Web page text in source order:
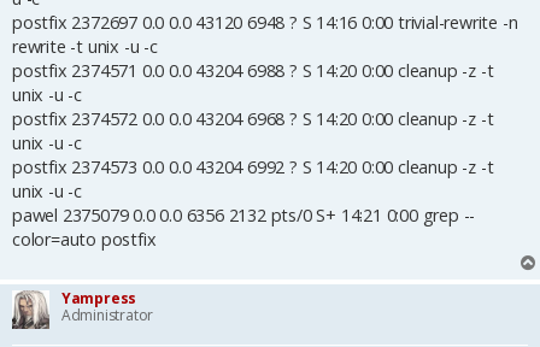
postfix 2372697 0.0 0.0 43120 6948 ? S 14:16 0:00 trivial-rewrite -n
rewrite -t unix -u -c
postfix 2374571 0.0 0.0 43204 6988 ? S 14:20 0:00 cleanup -z -t
unix -u -c
postfix 2374572 0.0 0.0 43204 6968 ? S 14:20 0:00 cleanup -z -t
unix -u -c
postfix 2374573 0.0 0.0 43204 6992 ? S 14:20 0:00 cleanup -z -t
unix -u -c
pawel 2375079 0.0 0.0 6356 2132 pts/0 S+ 14:21 0:00 grep --
color=auto postfix
Yampress
Administrator